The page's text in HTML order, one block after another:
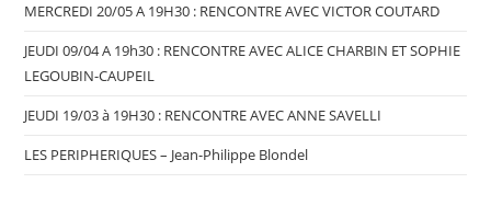
MERCREDI 20/05 A 19H30 : RENCONTRE AVEC VICTOR COUTARD
JEUDI 09/04 A 19h30 : RENCONTRE AVEC ALICE CHARBIN ET SOPHIE
LEGOUBIN-CAUPEIL
JEUDI 19/03 à 19H30 : RENCONTRE AVEC ANNE SAVELLI
LES PERIPHERIQUES – Jean-Philippe Blondel